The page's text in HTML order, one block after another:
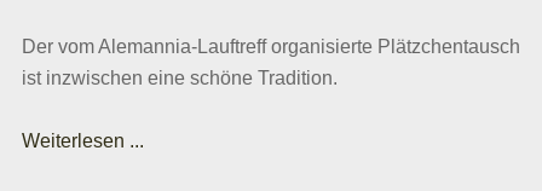
Der vom Alemannia-Lauftreff organisierte Plätzchentausch
ist inzwischen eine schöne Tradition.
Weiterlesen ...